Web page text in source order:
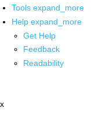
Tools expand_more
Help expand_more
Get Help
Feedback
Readability
x